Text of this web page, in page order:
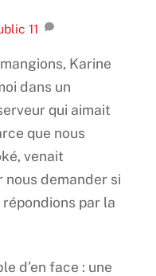
11
Karine
dans un
qui aimait
que nous
venait
nous demander si
par la
d’en face : une